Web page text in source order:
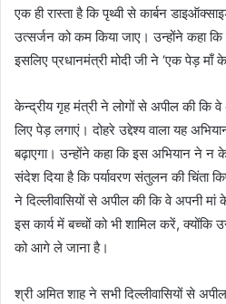
एक ही रास्ता है कि पृथ्वी से कार्बन
उत्सर्जन को कम किया जाए। उन्होंने कहा
इसलिए प्रधानमंत्री मोदी जी ने ‘एक पेड़ माँ के
केन्द्रीय गृह मंत्री ने लोगों से अपील की कि
लिए पेड़ लगाएं। दोहरे उद्देश्य वाला यह
बढ़ाएगा। उन्होंने कहा कि इस अभियान ने न
संदेश दिया है कि पर्यावरण संतुलन की चिंता
ने दिल्लीवासियों से अपील की कि वे अपनी
इस कार्य में बच्चों को भी शामिल करें, क्योंकि
को आगे ले जाना है।
श्री अमित शाह ने सभी दिल्लीवासियों से